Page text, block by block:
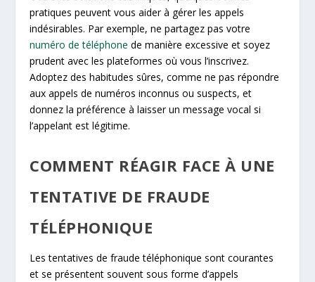
pratiques peuvent vous aider à gérer les appels
indésirables. Par exemple, ne partagez pas votre
numéro de téléphone de manière excessive et soyez
prudent avec les plateformes où vous l’inscrivez.
Adoptez des habitudes sûres, comme ne pas répondre
aux appels de numéros inconnus ou suspects, et
donnez la préférence à laisser un message vocal si
l’appelant est légitime.
COMMENT RÉAGIR FACE À UNE
TENTATIVE DE FRAUDE
TÉLÉPHONIQUE
Les tentatives de fraude téléphonique sont courantes
et se présentent souvent sous forme d’appels